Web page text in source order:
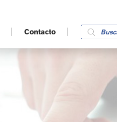
Contacto
Products
search